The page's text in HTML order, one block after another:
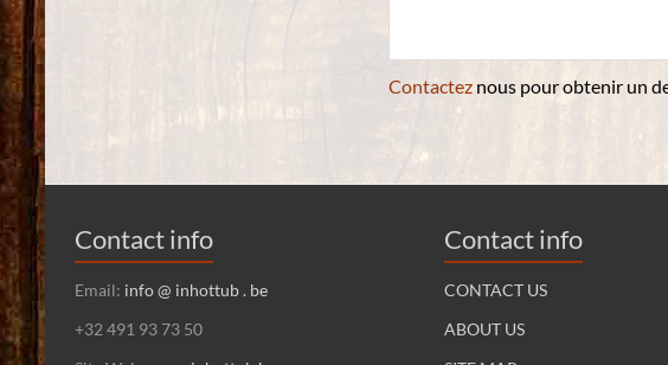
Contactez nous pour obtenir un
Contact info
Email: info @ inhottub . be
+32 491 93 73 50
Contact info
CONTACT US
ABOUT US